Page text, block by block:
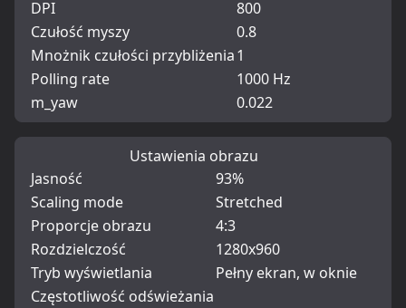
DPI
800
Czułość myszy
0.8
Mnożnik czułości przybliżenia1
Polling rate
1000 Hz
m_yaw
0.022
Ustawienia obrazu
Jasność
93%
Scaling mode
Stretched
Proporcje obrazu
4:3
Rozdzielczość
1280x960
Tryb wyświetlania
Pełny ekran, w oknie
Częstotliwość odświeżania